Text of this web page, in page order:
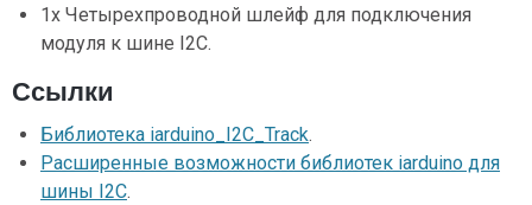
1x Четырехпроводной шлейф для подключения
модуля к шине I2C.
Ссылки
Библиотека iarduino_I2C_Track.
Расширенные возможности библиотек iarduino для
шины I2C.